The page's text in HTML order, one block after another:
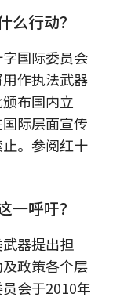
么行动？
国际委员会
作执法武器
布国内立
际层面宣传
。参阅红十
一呼吁？
器提出担
政策各个层
会于2010年